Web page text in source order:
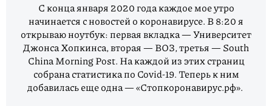
С конца января 2020 года каждое мое утро
начинается с новостей о коронавирусе. В 8:20 я
открываю ноутбук: первая вкладка — Университет
Джонса Хопкинса, вторая — ВОЗ, третья — South
China Morning Post. На каждой из этих страниц
собрана статистика по Covid-19. Теперь к ним
добавилась еще одна — «Стопкоронавирус.рф».